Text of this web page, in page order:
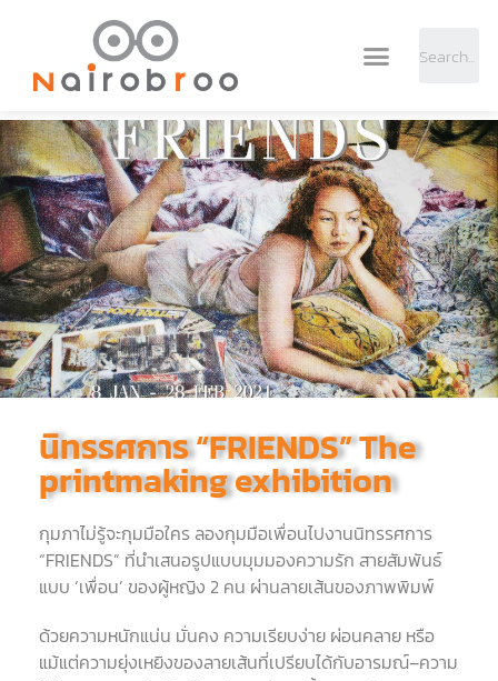
นิทรรศการ “FRIENDS” The
printmaking exhibition
กุมภาไม่รู้จะกุมมือใคร ลองกุมมือเพื่อนไปงานนิทรรศการ
“FRIENDS” ที่นำเสนอรูปแบบมุมมองความรัก สายสัมพันธ์
แบบ ‘เพื่อน’ ของผู้หญิง 2 คน ผ่านลายเส้นของภาพพิมพ์
ด้วยความหนักแน่น มั่นคง ความเรียบง่าย ผ่อนคลาย หรือ
แม้แต่ความยุ่งเหยิงของลายเส้นที่เปรียบได้กับอารมณ์–ความ